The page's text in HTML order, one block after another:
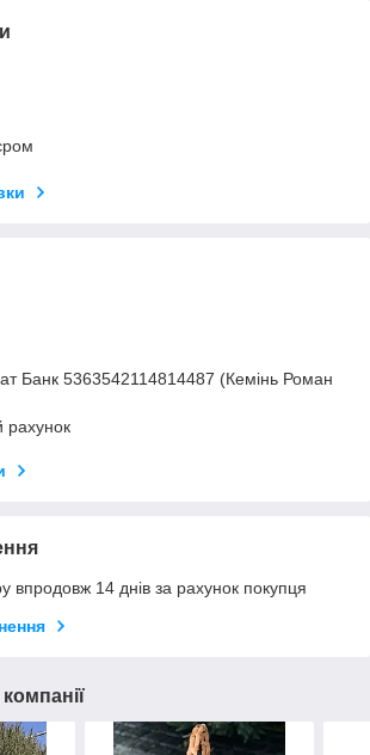
Банк 5363542114814487 (Кемінь Роман
рахунок
впродовж 14 днів за рахунок покупця